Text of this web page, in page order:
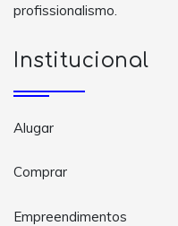
profissionalismo.
Institucional
Alugar
Comprar
Empreendimentos